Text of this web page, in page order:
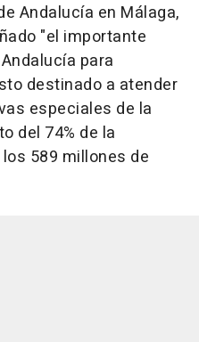
Andalucía en Málaga,
"el importante
para
destinado a atender
especiales de la
del 74% de la
589 millones de